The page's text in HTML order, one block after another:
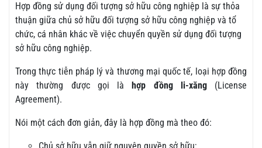
Hợp đồng sử dụng đối tượng sở hữu công nghiệp là sự thỏa
thuận giữa chủ sở hữu đối tượng sở hữu công nghiệp và tổ
chức, cá nhân khác về việc chuyển quyền sử dụng đối tượng
sở hữu công nghiệp.
Trong thực tiễn pháp lý và thương mại quốc tế, loại hợp đồng
này thường được gọi làhợp đồng li-xăng(License
Agreement).
Nói một cách đơn giản, đây là hợp đồng mà theo đó: